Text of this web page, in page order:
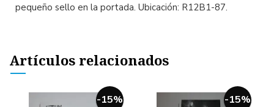
pequeño sello en la portada. Ubicación: R12B1-87.
Artículos relacionados
-15% -15%